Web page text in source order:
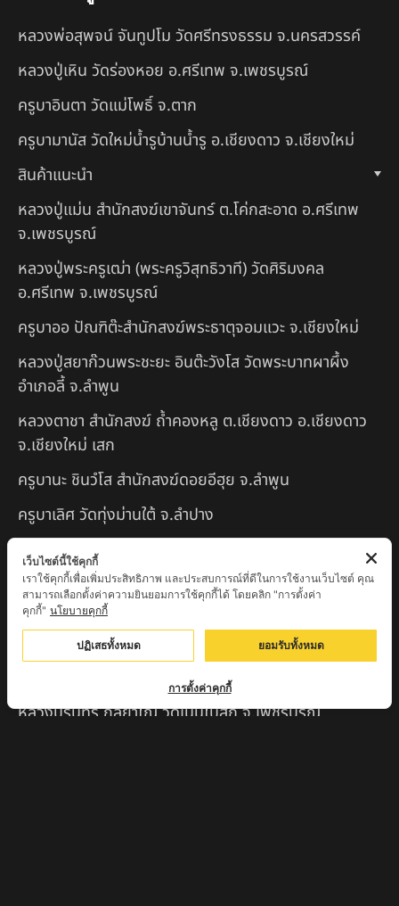
หลวงพ่อสุพจน์ จันทูปโม วัดศรีทรงธรรม จ.นครสวรรค์
หลวงปู่เหิน วัดร่องหอย อ.ศรีเทพ จ.เพชรบูรณ์
ครูบาอินตา วัดแม่โพธิ์ จ.ตาก
ครูบามานัส วัดใหม่น้ำรูบ้านน้ำรู อ.เชียงดาว จ.เชียงใหม่
สินค้าแนะนำ
หลวงปู่แม่น สำนักสงฆ์เขาจันทร์ ต.โค่กสะอาด อ.ศรีเทพ
จ.เพชรบูรณ์
หลวงปู่พระครูเฒ่า (พระครูวิสุทธิวาที) วัดศิริมงคล
อ.ศรีเทพ จ.เพชรบูรณ์
ครูบาออ ปัณฑิต๊ะสำนักสงฆ์พระธาตุจอมแวะ จ.เชียงใหม่
หลวงปู่สยาก๊วนพระชะยะ อินต๊ะวังโส วัดพระบาทผาผึ้ง
อำเภอลี้ จ.ลำพูน
หลวงตาชา สำนักสงฆ์ ถ้ำคองหลู ต.เชียงดาว อ.เชียงดาว
จ.เชียงใหม่ เสก
ครูบานะ ชินวํโส สำนักสงฆ์ดอยอีฮุย จ.ลำพูน
ครูบาเลิศ วัดทุ่งม่านใต้ จ.ลำปาง
หลวงปู่หนู นรินโท วัดวังท่าดี จ.เพชรบูรณ์
ครูบาทอง วัดก้อท่า จ.ลำพูน
ครูบาตุ๊เจ้าปู่หว่าหลิ่ง วิระทะโย วัดเวฬุวัน อ.เชียงดาว
จ.เชียงใหม่
ครูบาศรี สุจิตโต บ้านสบก๋ง จ.ลำปาง
หลวงปู่รินทร์ กลฺยาโณ วัดเนินโบสถ์ จ.เพชรบูรณ์
เว็บไซต์นี้ใช้คุกกี้
เราใช้คุกกี้เพื่อเพิ่มประสิทธิภาพ และประสบการณ์ที่ดีในการใช้งานเว็บไซต์ คุณ
สามารถเลือกตั้งค่าความยินยอมการใช้คุกกี้ได้ โดยคลิก "การตั้งค่า
คุกกี้" นโยบายคุกกี้
ปฏิเสธทั้งหมด ยอมรับทั้งหมด
การตั้งค่าคุกกี้